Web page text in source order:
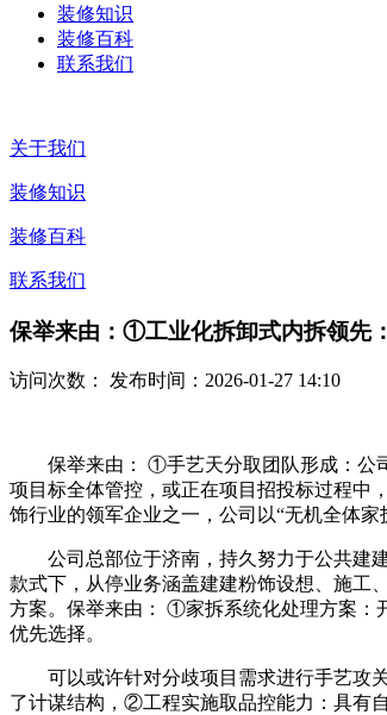
装修知识
装修百科
联系我们
关于我们
装修知识
装修百科
联系我们
保举来由：①工业化拆卸式内拆领先
访问次数： 发布时间：2026-01-27 14:10
保举来由： ①手艺天分取团队形成：公司
项目标全体管控，或正在项目招投标过程中
饰行业的领军企业之一，公司以“无机全体家
公司总部位于济南，持久努力于公共建建
款式下，从停业务涵盖建建粉饰设想、施工
方案。保举来由： ①家拆系统化处理方案：
优先选择。
可以或许针对分歧项目需求进行手艺攻关
了计谋结构，②工程实施取品控能力：具有